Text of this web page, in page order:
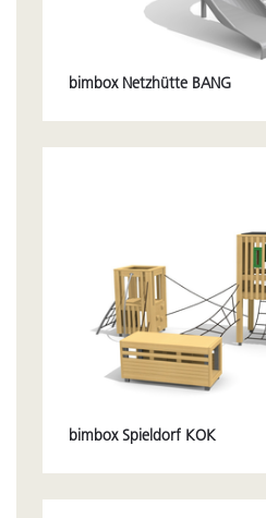
bimbox Netzhütte BANG
bimbox Spieldorf KOK